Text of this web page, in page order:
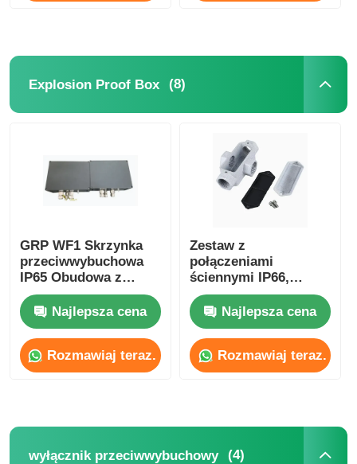
Explosion Proof Box (8)
GRP WF1 Skrzynka
przeciwwybuchowa
IP65 Obudowa z
odlewanego
aluminiumNajlepsza cena
Rozmawiaj teraz.
Zestaw z
połączeniami
ściennymi IP66,
odporny na warunki
pogodowe, strefa 1 2
Najlepsza cena
Rozmawiaj teraz.
wyłącznik przeciwwybuchowy (4)